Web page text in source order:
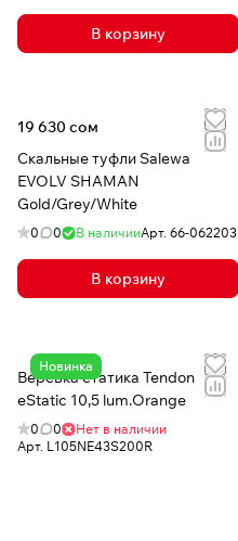
В корзину
19 630 сом
Скальные туфли Salewa
EVOLV SHAMAN
Gold/Grey/White
0 0 В наличииАрт. 66-062203
В корзину
Новинка
Верёвка статика Tendon
eStatic 10,5 lum.Orange
0 0
Нет в наличии
Арт. L105NE43S200R